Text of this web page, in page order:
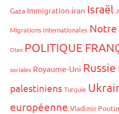
Gaza Immigration iran Israël
Migrations Internationales
Otan POLITIQUE
sociales Royaume-Uni Russie
palestiniens Turquie
européenne Vladimir